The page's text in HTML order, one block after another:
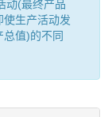
动(最终产品
生产活动发
值)的不同